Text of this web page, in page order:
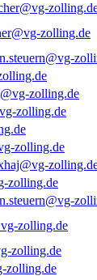
zolling.de
zolling.de
zolling.de
zolling.de
zolling.de
zolling.de
zolling.de
zolling.de